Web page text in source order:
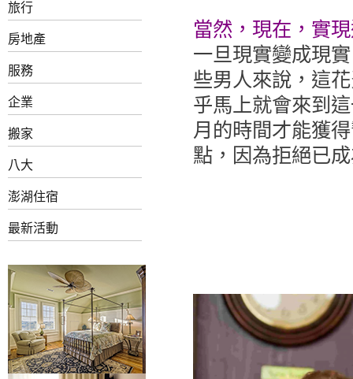
旅行
房地產
服務
企業
搬家
八大
澎湖住宿
最新活動
當然，現在，實
一旦現實變成現
些男人來說，這
乎馬上就會來到
月的時間才能獲
點，因為拒絕已